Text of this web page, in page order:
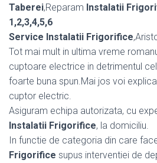
Taberei,Reparam Instalatii
1,2,3,4,5,6
Service Instalatii Frigorifice
Tot mai mult in ultima vreme
cuptoare electrice in detrimentul
foarte buna spun.Mai jos voi
cuptor electric.
Asiguram echipa autorizata, cu
Instalatii Frigorifice, la domiciliu.
In functie de categoria din care
Frigorifice supus interventiei de